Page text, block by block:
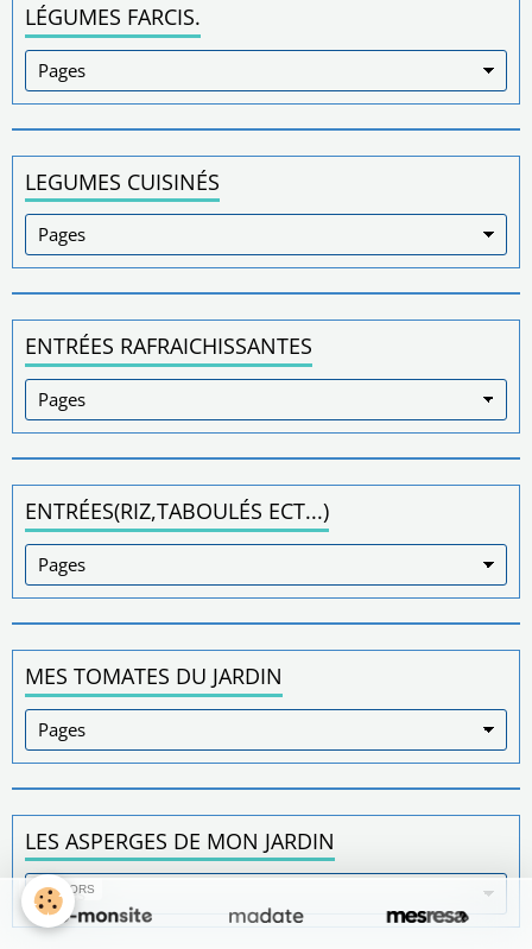
LÉGUMES FARCIS.
LEGUMES CUISINÉS
ENTRÉES RAFRAICHISSANTES
ENTRÉES(RIZ,TABOULÉS ECT...)
MES TOMATES DU JARDIN
LES ASPERGES DE MON JARDIN
SPONSORS